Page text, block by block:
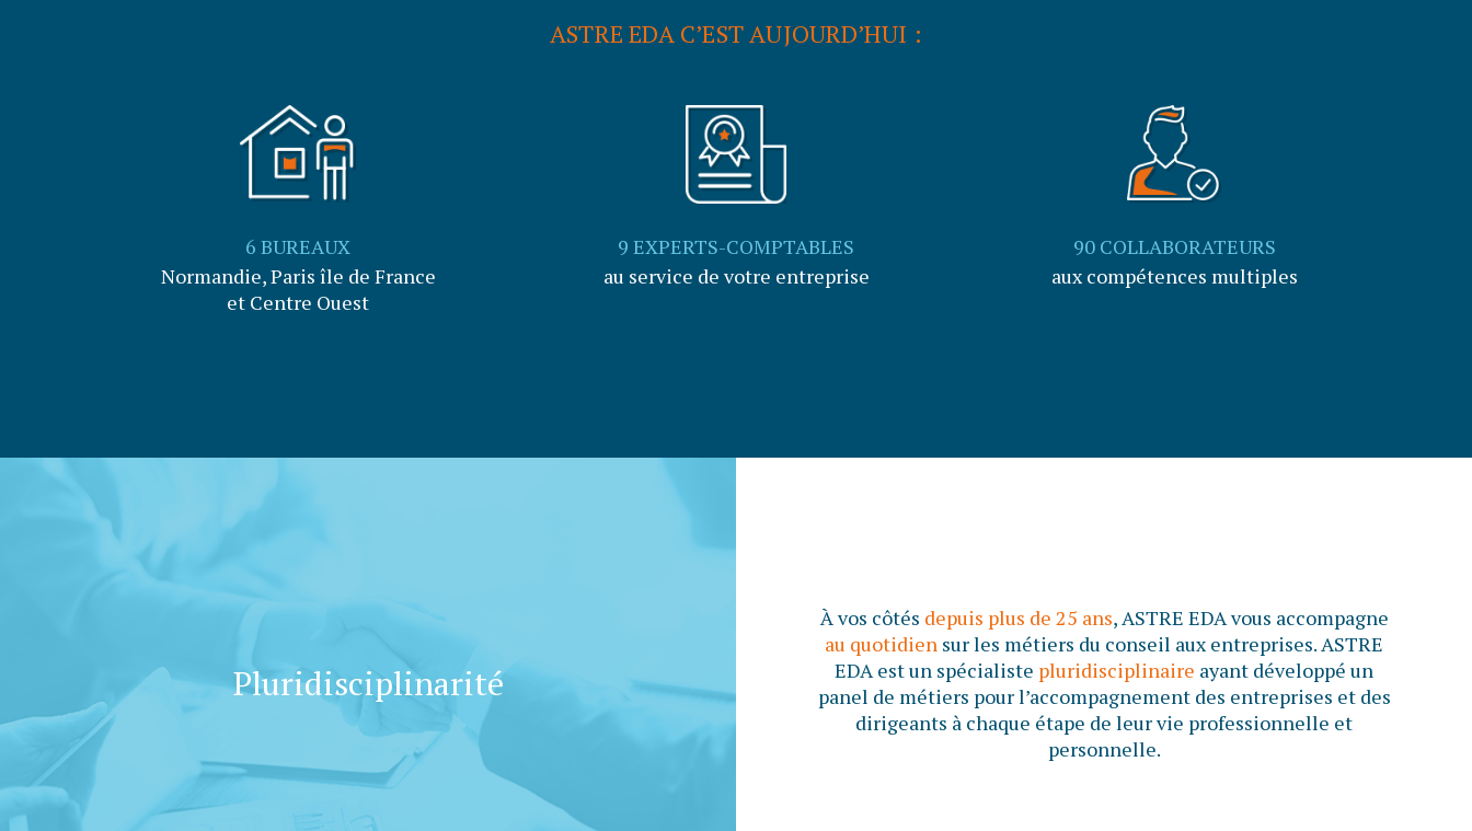
ASTRE EDA C’EST AUJOURD’HUI :
6 BUREAUX
Normandie, Paris île de France
et Centre Ouest
9 EXPERTS-COMPTABLES
au service de votre entreprise
90 COLLABORATEURS
aux compétences multiples
Pluridisciplinarité
À vos côtés depuis plus de 25 ans, ASTRE EDA vous accompagne
au quotidien sur les métiers du conseil aux entreprises. ASTRE
EDA est un spécialiste pluridisciplinaire ayant développé un
panel de métiers pour l’accompagnement des entreprises et des
dirigeants à chaque étape de leur vie professionnelle et
personnelle.